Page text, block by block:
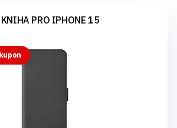
KNIHA PRO IPHONE 15